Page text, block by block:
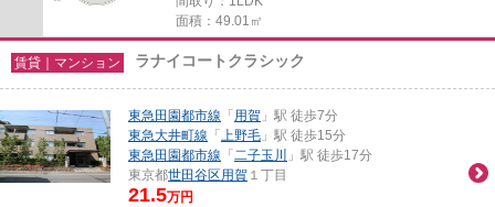
面積：49.01㎡
賃貸｜マンション ラナイコートクラシック
東急田園都市線 「用賀 」駅 徒歩7分
東急大井町線 「 上野毛 」駅 徒歩15分
東急田園都市線 「二子玉川
」駅 徒歩17分
東京都世田谷区用賀 １丁目
21.5万円